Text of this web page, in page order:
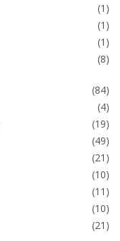
(1)
(1)
(1)
(8)
(84)
(4)
(19)
(49)
(21)
(10)
(11)
(10)
(21)